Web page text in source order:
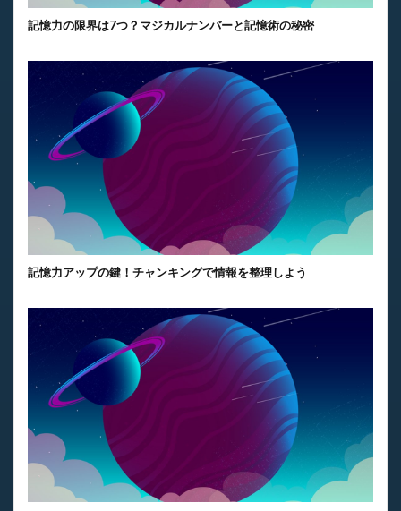
記憶力の限界は7つ？マジカルナンバーと記憶術の秘密
記憶力アップの鍵！チャンキングで情報を整理しよう